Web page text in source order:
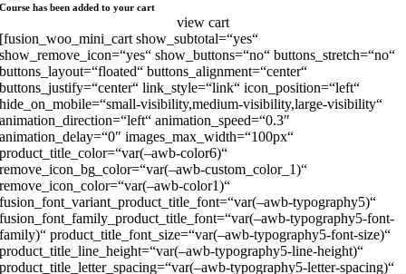
Course has been added to your cart
view cart
[fusion_woo_mini_cart show_subtotal=“yes“
show_remove_icon=“yes“ show_buttons=“no“ buttons_stretch=“no“
buttons_layout=“floated“ buttons_alignment=“center“
buttons_justify=“center“ link_style=“link“ icon_position=“left“
hide_on_mobile=“small-visibility,medium-visibility,large-visibility“
animation_direction=“left“ animation_speed=“0.3″
animation_delay=“0″ images_max_width=“100px“
product_title_color=“var(–awb-color6)“
remove_icon_bg_color=“var(–awb-custom_color_1)“
remove_icon_color=“var(–awb-color1)“
fusion_font_variant_product_title_font=“var(–awb-typography5)“
fusion_font_family_product_title_font=“var(–awb-typography5-font-
family)“ product_title_font_size=“var(–awb-typography5-font-size)“
product_title_line_height=“var(–awb-typography5-line-height)“
product_title_letter_spacing=“var(–awb-typography5-letter-spacing)“